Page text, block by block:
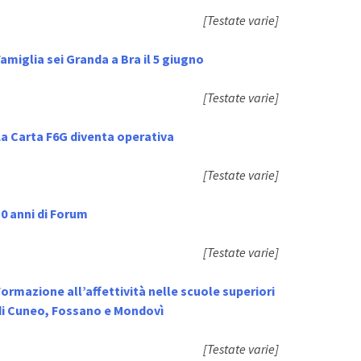
[Testate varie]
sei Granda a Bra il 5 giugno
[Testate varie]
Carta F6G diventa operativa
[Testate varie]
anni di Forum
[Testate varie]
all’affettività nelle scuole superiori
Cuneo, Fossano e Mondovì
[Testate varie]